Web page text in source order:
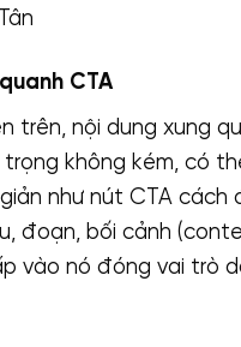
CTA
trên, nội dung xung
không kém, có
như nút CTA cách
đoạn, bối cảnh
vào nó đóng vai trò